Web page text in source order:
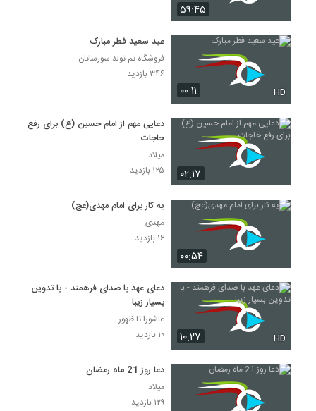
۵۹:۴۵
۰۰:۱۱ HD
عید سعید فطر مبارک
فروشگاه تم تولد سورساتان
۳۴۶ بازدید
۰۲:۱۷
دعایی مهم از امام حسین (ع) برای رفع
حاجات
میلاد
۱۲۵ بازدید
۰۰:۵۴
یه کار برای امام مهدی(عج)
مهدی
۱۶ بازدید
۱۰:۲۷ HD
دعای عهد با صدای فرهمند - با تدوین
بسیار زیبا
عاشورا تا ظهور
۱۰ بازدید
دعا روز 21 ماه رمضان
میلاد
۱۲۹ بازدید